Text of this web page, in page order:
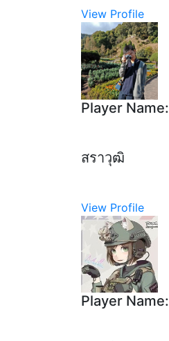
View Profile
Player Name:
สราวุฒิ
View Profile
Player Name: